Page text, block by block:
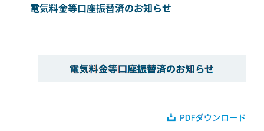
電気料金等口座振替済のお知らせ